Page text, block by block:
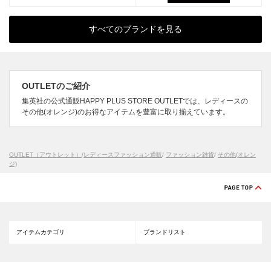
すべてのブランドを見る
OUTLETのご紹介
集英社の公式通販HAPPY PLUS STORE OUTLETでは、レディースの
その他(オレンジ)のお得なアイテムを豊富に取り揃えています。
OUTLET（アウトレット） /レディースファッション通販/ ファッション雑貨/ その他(オレン
ジ)
アイテムカテゴリ ブランドリスト